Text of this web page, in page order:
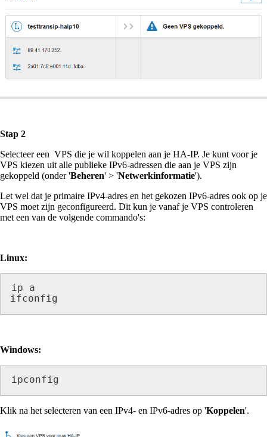
Stap 2
Selecteer een VPS die je wil koppelen aan je HA-IP. Je kunt voor je
VPS kiezen uit alle publieke IPv6-adressen die aan je VPS zijn
gekoppeld (onder 'Beheren' > 'Netwerkinformatie').
Let wel dat je primaire IPv4-adres en het gekozen IPv6-adres ook op je
VPS moet zijn geconfigureerd. Dit kun je vanaf je VPS controleren
met een van de volgende commando's:
Linux:
ip a
ifconfig
Windows:
ipconfig
Klik na het selecteren van een IPv4- en IPv6-adres op 'Koppelen'.